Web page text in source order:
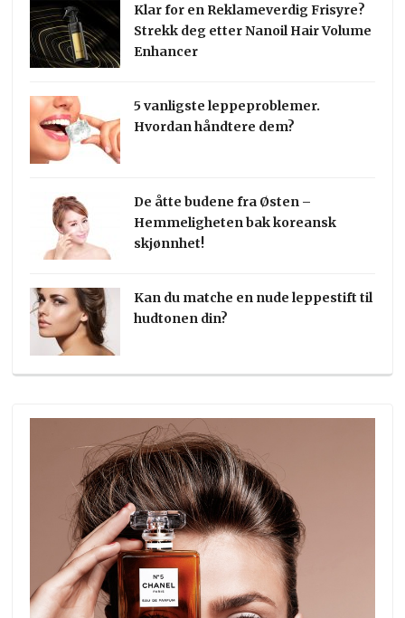
Klar for en Reklameverdig Frisyre?
Strekk deg etter Nanoil Hair Volume
Enhancer
5 vanligste leppeproblemer.
Hvordan håndtere dem?
De åtte budene fra Østen –
Hemmeligheten bak koreansk
skjønnhet!
Kan du matche en nude leppestift til
hudtonen din?